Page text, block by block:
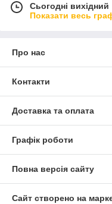
Сьогодні вихідний
Показати весь
Про нас
Контакти
Доставка та оплата
Графік роботи
Повна версія сайту
Сайт створено на